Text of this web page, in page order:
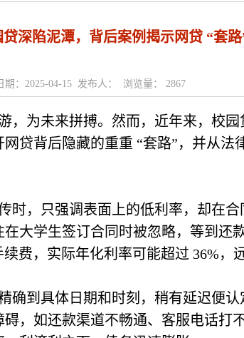
深陷泥潭，背后案例揭示网贷 “套路
期：2025-04-15 发布人： 浏览量： 2867
，为未来拼搏。然而，近年来，校
贷背后隐藏的重重 “套路”，并从法
，只强调表面上的低利率，却在
大学生签订合同时被忽略，等到还
费，实际年化利率可能超过 36%，
确到具体日期和时刻，稍有延迟便
，如还款渠道不畅通、客服电话打